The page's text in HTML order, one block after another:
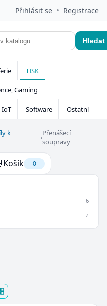
Přihlásit se • Registrace
Hledat
TISK
Gaming
IoT Software Ostatní
k
›Přenášecí
soupravy
Košík 0
6
4